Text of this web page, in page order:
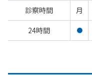
診察時間 月
24時間
●